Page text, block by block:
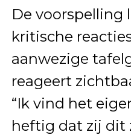
De
kritische
aanwezige
reageert
“Ik vind het
heftig dat zij dit